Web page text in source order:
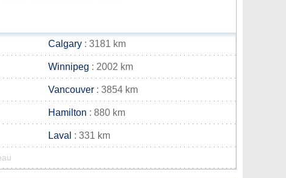
Calgary : 3181 km
Winnipeg : 2002 km
Vancouver : 3854 km
Hamilton : 880 km
Laval : 331 km